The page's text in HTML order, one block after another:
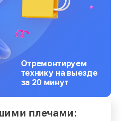
Отремонтируем
технику на выезде
за 20 минут
плечами: